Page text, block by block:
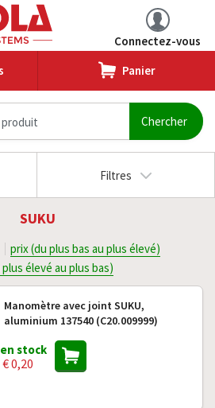
Connectez-vous
Panier
Filtres
SUKU
prix (du plus bas au plus élevé)
élevé au plus bas)
Manomètre avec joint SUKU,
aluminium 137540 (C20.009999)
en stock
€ 0,20